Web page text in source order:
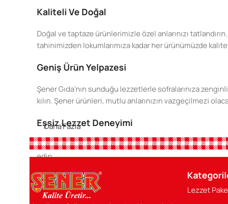
Kaliteli Ve Doğal
Doğal ve taptaze ürünlerimizle özel anlarınızı
tahinimizden lokumlarımıza kadar her ürünümüzde
Geniş Ürün Yelpazesi
Şener Gıda’nın sunduğu lezzetlerle sofralarınıza
kılın. Şener ürünleri, mutlu anlarınızın vazgeçilmezi
Eşsiz Lezzet Deneyimi
Şener Gıda ile her lokmada doğanın en saf tatlarını
edin.
Sofranızın Baş Tacı
Şener ürünleri, her öğününüzü şenlendirecek, özel
Daha Fazla
Lezzet